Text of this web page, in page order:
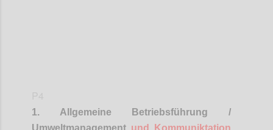
1. Allgemeine Betriebsführung /
Umweltmanagement und
Kommuniktation